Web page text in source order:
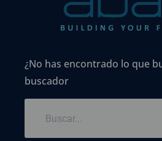
¿No has encontrado lo que
buscador